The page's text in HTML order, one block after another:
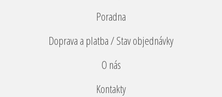
Poradna
Doprava a platba / Stav objednávky
O nás
Kontakty